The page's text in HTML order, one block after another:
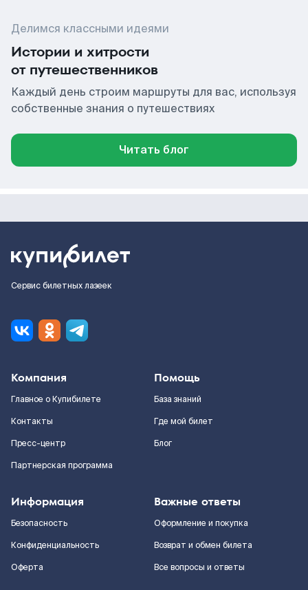
Делимся классными идеями
Истории и хитрости
от путешественников
Каждый день строим маршруты для вас, используя
собственные знания о путешествиях
Читать блог
Сервис билетных лазеек
Компания
Главное о Купибилете
Контакты
Пресс-центр
Партнерская программа
Помощь
База знаний
Где мой билет
Блог
Информация
Безопасность
Конфиденциальность
Оферта
Важные ответы
Оформление и покупка
Возврат и обмен билета
Все вопросы и ответы